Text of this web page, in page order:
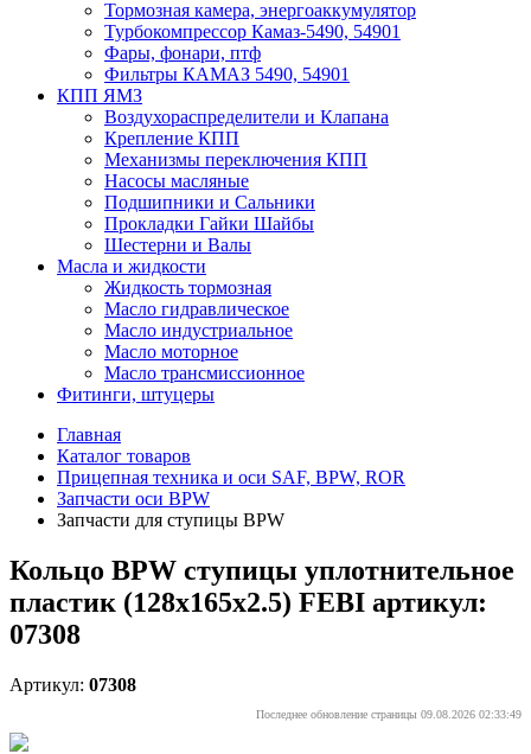
Тормозная камера, энергоаккумулятор
Турбокомпрессор Камаз-5490, 54901
Фары, фонари, птф
Фильтры КАМАЗ 5490, 54901
КПП ЯМЗ
Воздухораспределители и Клапана
Крепление КПП
Механизмы переключения КПП
Насосы масляные
Подшипники и Сальники
Прокладки Гайки Шайбы
Шестерни и Валы
Масла и жидкости
Жидкость тормозная
Масло гидравлическое
Масло индустриальное
Масло моторное
Масло трансмиссионное
Фитинги, штуцеры
Главная
Каталог товаров
Прицепная техника и оси SAF, BPW, ROR
Запчасти оси BPW
Запчасти для ступицы BPW
Кольцо BPW ступицы уплотнительное
пластик (128x165x2.5) FEBI артикул:
07308
Артикул: 07308
Последнее обновление страницы 09.08.2026 02:33:49